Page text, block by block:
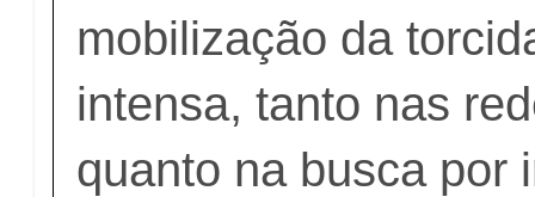
mobilização da
intensa, tanto nas
quanto na busca por